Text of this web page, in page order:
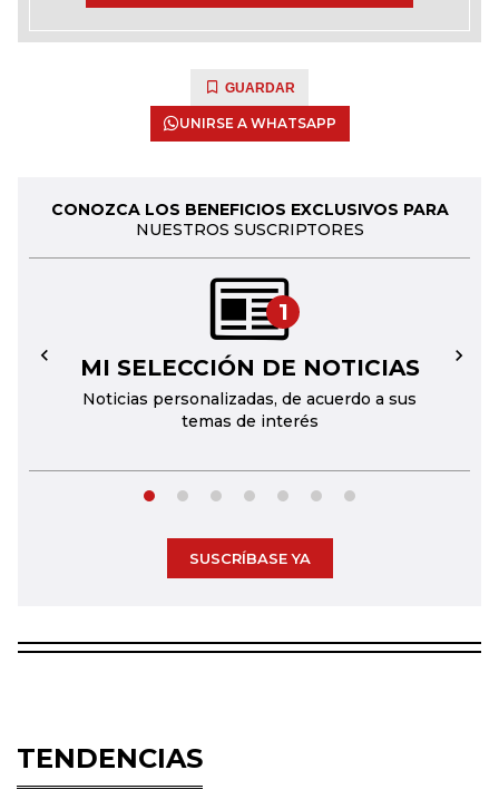
GUARDAR
UNIRSE A WHATSAPP
CONOZCA LOS BENEFICIOS EXCLUSIVOS PARA
NUESTROS SUSCRIPTORES
1
MI SELECCIÓN DE NOTICIAS
Noticias personalizadas, de acuerdo a sus
temas de interés
← →
SUSCRÍBASE YA
TENDENCIAS